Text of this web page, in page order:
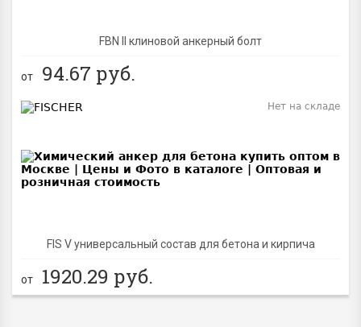
FBN II клиновой анкерный болт
от 94.67 руб.
FIS V универсальный состав для бетона и кирпича
Нет на складе
от 1920.29 руб.